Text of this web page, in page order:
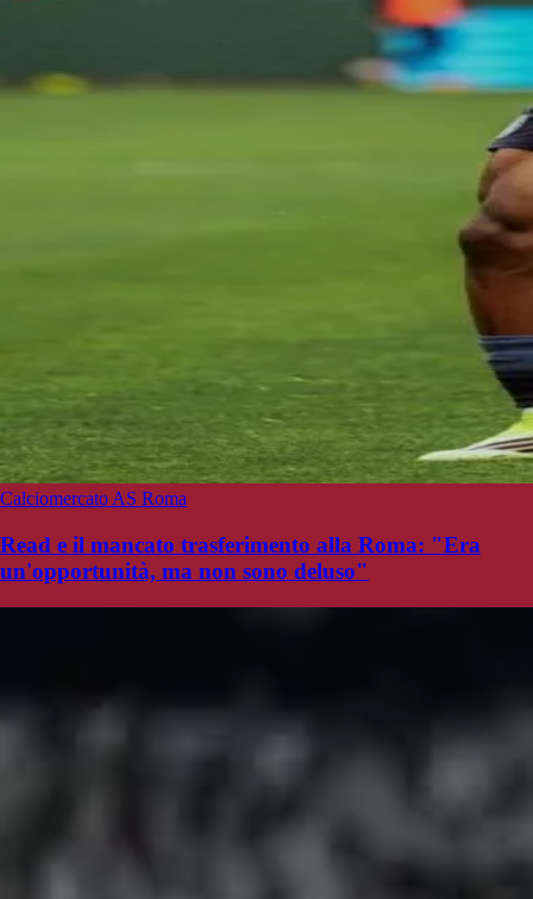
Calciomercato AS Roma
Read e il mancato trasferimento alla Roma: "Era
un'opportunità, ma non sono deluso"